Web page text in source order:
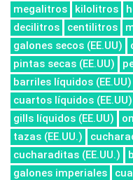
megalitros
kilolitros
decilitros
centilitros
galones secos (EE.UU)
pintas secas (EE.UU)
barriles líquidos (EE.UU)
cuartos líquidos (EE.UU)
gills líquidos (EE.UU)
tazas (EE.UU.)
cucharaditas (EE.UU.)
galones imperiales